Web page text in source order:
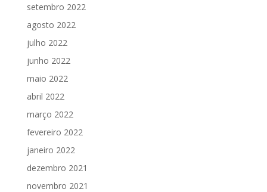
setembro 2022
agosto 2022
julho 2022
junho 2022
maio 2022
abril 2022
março 2022
fevereiro 2022
janeiro 2022
dezembro 2021
novembro 2021